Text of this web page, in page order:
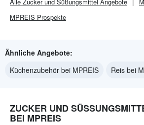
MPREIS Prospekte
Ähnliche Angebote:
Küchenzubehör bei MPREIS
Reis bei
ZUCKER UND
EI MPREIS